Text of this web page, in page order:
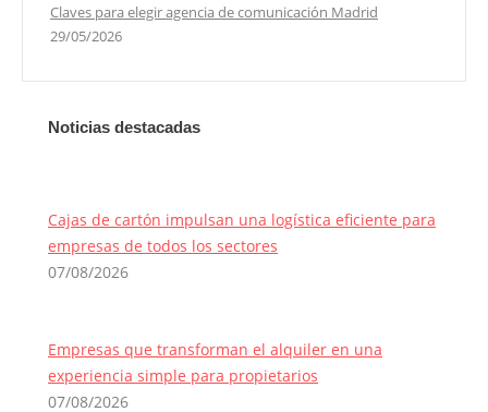
Claves para elegir agencia de comunicación Madrid
29/05/2026
Noticias destacadas
Cajas de cartón impulsan una logística eficiente para
empresas de todos los sectores
07/08/2026
Empresas que transforman el alquiler en una
experiencia simple para propietarios
07/08/2026